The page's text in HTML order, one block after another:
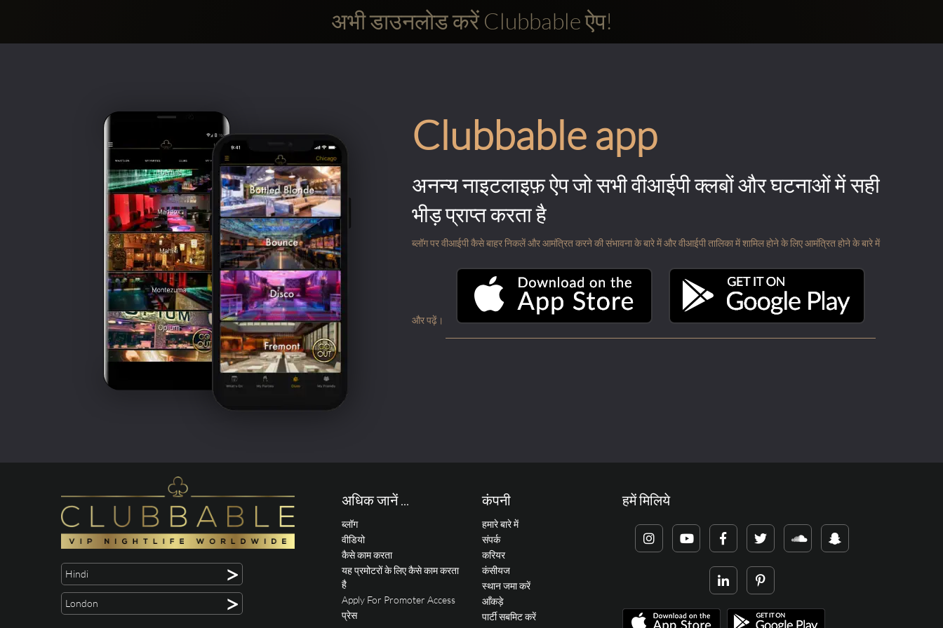
अभी डाउनलोड करें Clubbable ऐप!
Clubbable app
अनन्य नाइटलाइफ़ ऐप जो सभी वीआईपी क्लबों और घटनाओं में सही
भीड़ प्राप्त करता है
ब्लॉग पर वीआईपी कैसे बाहर निकलें और आमंत्रित करने की संभावना के बारे में और वीआईपी तालिका में शामिल होने के लिए आमंत्रित होने के बारे में
और पढ़ें।
Hindi >
London >
अधिक जानें ...
ब्लॉग
वीडियो
कैसे काम करता
यह प्रमोटरों के लिए कैसे काम करता
है
Apply For Promoter Access
प्रेस
कंपनी
हमारे बारे में
संपर्क
करियर
कंसीयज
स्थान जमा करें
आँकड़े
पार्टी सबमिट करें
हमें मिलिये